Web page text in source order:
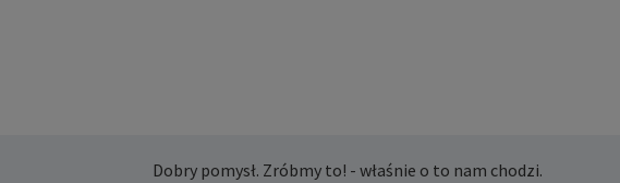
Dobry pomysł. Zróbmy to! - właśnie o to nam chodzi.